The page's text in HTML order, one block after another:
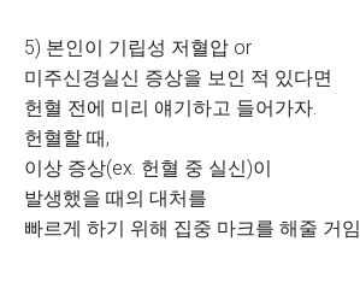
5) 본인이 기립성 저혈압 or
미주신경실신 증상을 보인 적 있다면
헌혈 전에 미리 얘기하고 들어가자.
헌혈할 때,
이상 증상(ex. 헌혈 중 실신)이
발생했을 때의 대처를
빠르게 하기 위해 집중 마크를 해줄 거임